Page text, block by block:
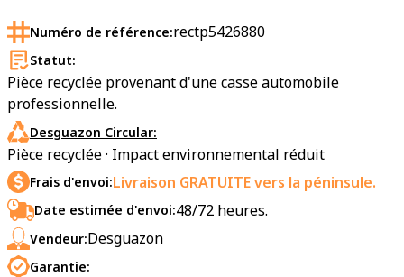
Numéro de référence:rectp5426880
Statut:
Pièce recyclée provenant d'une casse automobile
professionnelle.
Desguazon Circular:
Pièce recyclée · Impact environnemental réduit
Frais d'envoi:Livraison GRATUITE vers la péninsule.
Date estimée d'envoi:48/72 heures.
Vendeur:Desguazon
Garantie: